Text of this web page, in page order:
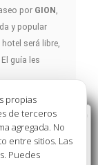
por GION ,
y popular
será libre,
guía les
está usted
your in the
propias
de terceros
agregada. No
entre sitios. Las
Puedes